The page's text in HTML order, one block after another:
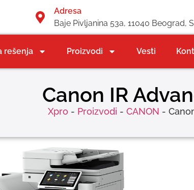
Adresa
Baje Pivljanina 53a, 11040 Beograd,
rešenja Proizvodi Vesti
Canon IR
Xpro - Proizvodi - CANON -